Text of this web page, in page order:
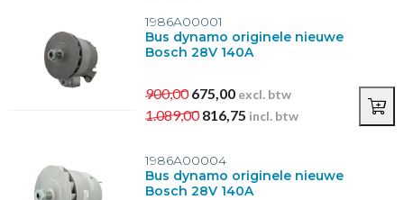
1986A00001
Bus dynamo originele nieuwe
Bosch 28V 140A
900,00675,00 excl. btw
1.089,00816,75 incl. btw
1986A00004
Bus dynamo originele nieuwe
Bosch 28V 140A